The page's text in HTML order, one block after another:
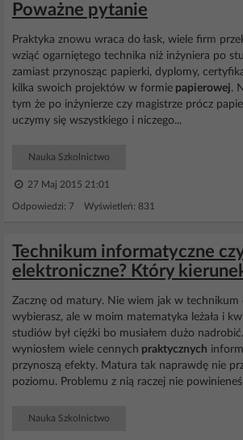
Poważne pytanie
Praktyka znowu wraca do łask, wiele firm
wziąć ogarniętego technika niż inżyniera po
zamiast przynosząc papierki, dyplomy,
kilka swoich projektów w formie papierowej.
tym że po inżynierze czy magistrze prócz
uczymy się wszystkiego i niczego...
Nauka Szkolnictwo
27 Maj 2015 21:01
Odpowiedzi: 7 Wyświetleń: 831
Technikum informatyczne
elektroniczne? Który
Zacznę od matury. Nie wiem jak w technikum
wybierasz, ale w moim matematyka leżała i
studiów był ciężki bo musiałem dużo
wyniosłem wiele cennych praktycznych
przynoszą efekty. Matura tak naprawdę nie
poziomu. Problemu z nią raczej nie
Nauka Szkolnictwo